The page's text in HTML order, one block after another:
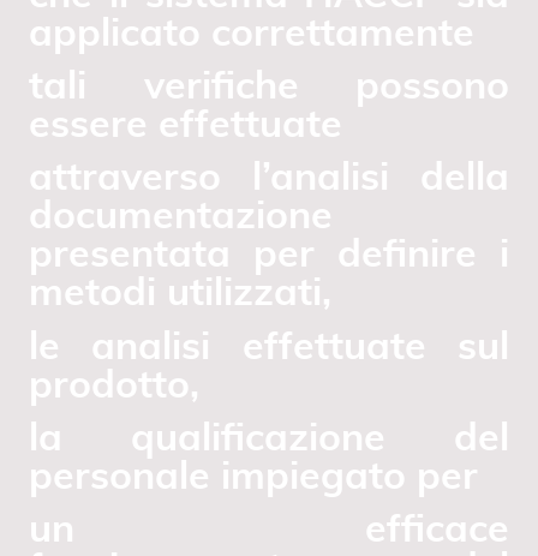
applicato correttamente
tali verifiche possono
essere effettuate
attraverso l’analisi della
documentazione
presentata per definire i
metodi utilizzati,
le analisi effettuate sul
prodotto,
la qualificazione del
personale impiegato per
un efficace